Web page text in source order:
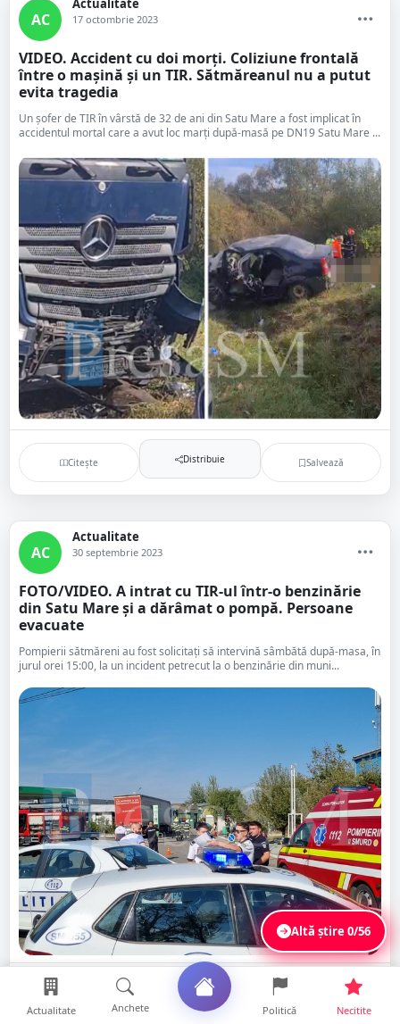
AC
Actualitate
17 octombrie 2023
VIDEO. Accident cu doi morți. Coliziune frontală
între o mașină și un TIR. Sătmăreanul nu a putut
evita tragedia
Un șofer de TIR în vârstă de 32 de ani din Satu Mare a fost implicat în
accidentul mortal care a avut loc marți după-masă pe DN19 Satu Mare ...
Citește Distribuie Salvează
AC
Actualitate
30 septembrie 2023
FOTO/VIDEO. A intrat cu TIR-ul într-o benzinărie
din Satu Mare și a dărâmat o pompă. Persoane
evacuate
Pompierii sătmăreni au fost solicitați să intervină sâmbătă după-masa, în
jurul orei 15:00, la un incident petrecut la o benzinărie din muni...
Distribuie
Altă știre0/56
Actualitate Anchete Politică Necitite